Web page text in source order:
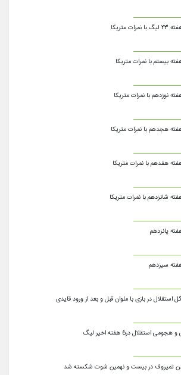
متریکا
بیستم با نمرات متریکا
نوزدهم با نمرات متریکا
هجدهم با نمرات متریکا
هفدهم با نمرات متریکا
شانزدهم با نمرات متریکا
پانزدهم
سیزدهم
استقلال در بازی با ملوان قبل و بعد از ورود قایدی
استقلال در6 هفته اخیر لیگ
تمیروف در بیست و نهمین شوت شکسته شد